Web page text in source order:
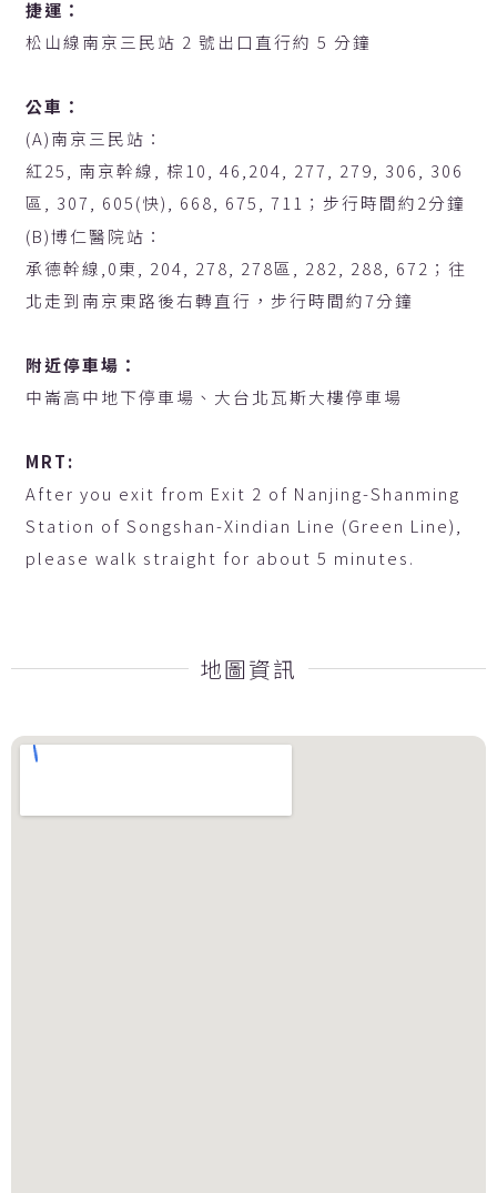
捷運：
松山線南京三民站 2 號出口直行約 5 分鐘
公車：
(A)南京三民站：
紅25, 南京幹線, 棕10, 46,204, 277, 279, 306, 306
區, 307, 605(快), 668, 675, 711；步行時間約2分鐘
(B)博仁醫院站：
承德幹線,0東, 204, 278, 278區, 282, 288, 672；往
北走到南京東路後右轉直行，步行時間約7分鐘
附近停車場：
中崙高中地下停車場、大台北瓦斯大樓停車場
MRT:
After you exit from Exit 2 of Nanjing-Shanming
Station of Songshan-Xindian Line (Green Line),
please walk straight for about 5 minutes.
地圖資訊